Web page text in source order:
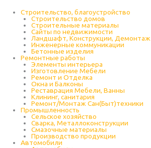
Строительство, благоустройство
Строительство домов
Строительные материалы
Сайты по недвижимости
Ландшафт, Конструкции, Демонтаж
Инженерные коммуникации
Бетонные изделия
Ремонтные работы
Элементы интерьера
Изготовление Мебели
Ремонт и Отделка
Окна и Балконы
Реставрация Мебели, Ванны
Клининг, санитария
Ремонт/Монтаж Сан(Быт)техники
Промышленность
Cельское хозяйство
Сварка, Металлоконструкции
Cмазочные материалы
Производство продукции
Автомобили